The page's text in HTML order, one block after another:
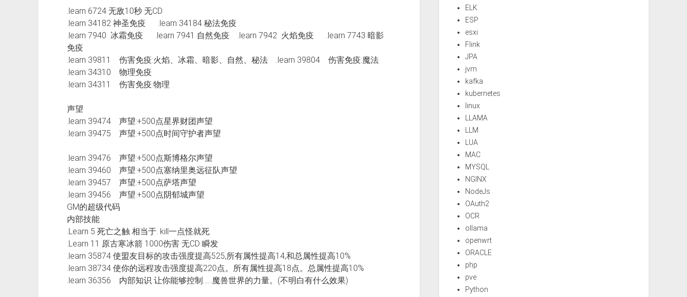
.learn 6724 无敌10秒 无CD
.learn 34182 神圣免疫 .learn 34184 秘法免疫
.learn 7940 冰霜免疫 .learn 7941 自然免疫 .learn 7942 火焰免疫 .learn 7743 暗影
免疫
.learn 39811 伤害免疫:火焰、冰霜、暗影、自然、秘法 .learn 39804 伤害免疫:魔法
.learn 34310 物理免疫
.learn 34311 伤害免疫:物理
声望
.learn 39474 声望:+500点星界财团声望
.learn 39475 声望:+500点时间守护者声望
.learn 39476 声望:+500点斯博格尔声望
.learn 39460 声望:+500点塞纳里奥远征队声望
.learn 39457 声望:+500点萨塔声望
.learn 39456 声望:+500点阴郁城声望
GM的超级代码
内部技能
.Learn 5 死亡之触 相当于. kill一点怪就死
.Learn 11 原古寒冰箭 1000伤害 无CD 瞬发
.learn 35874 使盟友目标的攻击强度提高525,所有属性提高14,和总属性提高10%
.learn 38734 使你的远程攻击强度提高220点。所有属性提高18点。总属性提高10%
.learn 36356 内部知识 让你能够控制……魔兽世界的力量。(不明白有什么效果)
ELK
ESP
esxi
Flink
JPA
jvm
kafka
kubernetes
linux
LLAMA
LLM
LUA
MAC
MYSQL
NGINX
NodeJs
OAuth2
OCR
ollama
openwrt
ORACLE
php
pve
Python